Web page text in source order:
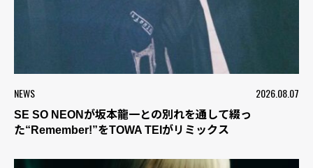
NEWS 2026.08.07
SE SO NEONが坂本龍一との別れを通して綴っ
た“Remember!”をTOWA TEIがリミックス